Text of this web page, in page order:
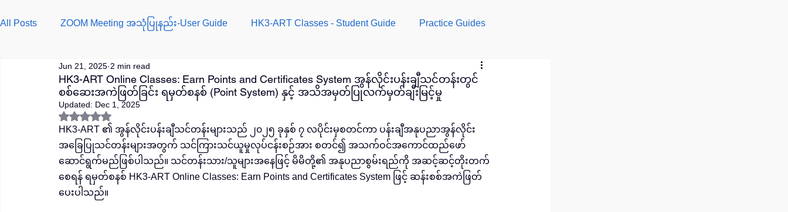
All Posts ZOOM Meeting အသုံပြုနည်း-User Guide HK3-ART Classes - Student Guide Practice Guides
HK3-ART Online Classes: Earn Points and Certificates System အွန်လိုင်းပန်းချီသင်တန်းတွင်
စစ်ဆေးအကဲဖြတ်ခြင်း ရမှတ်စနစ် (Point System) နှင့် အသိအမှတ်ပြုလက်မှတ်ချီးမြင့်မှု
Jun 21, 2025 2 min read
Updated: Dec 1, 2025
Rated NaN out of 5 stars.
HK3-ART ၏ အွန်လိုင်းပန်းချီသင်တန်းများသည် ၂၀၂၅ ခုနှစ် ၇ လပိုင်းမှစတင်ကာ ပန်းချီအနုပညာအွန်လိုင်း
အခြေပြုသင်တန်းများအတွက် သင်ကြားသင်ယူမှုလုပ်ငန်းစဉ်အား စတင်၍ အသက်ဝင်အကောင်ထည်ဖော်
ဆောင်ရွက်မည်ဖြစ်ပါသည်။ သင်တန်းသား/သူများအနေဖြင့် မိမိတို့၏ အနုပညာစွမ်းရည်ကို အဆင့်ဆင့်တိုးတက်
စေရန် ရမှတ်စနစ် HK3-ART Online Classes: Earn Points and Certificates System ဖြင့် ဆန်းစစ်အကဲဖြတ်
ပေးပါသည်။